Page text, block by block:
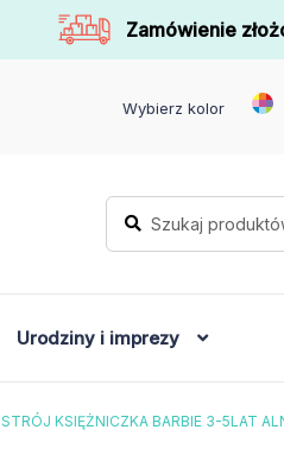
Zamówienie
Wybierz kolor
Szukaj:
Szukaj
Urodziny i imprezy
STRÓJ KSIĘŻNICZKA BARBIE 3-5LAT